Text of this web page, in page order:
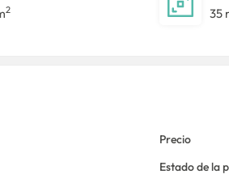
2 35
Precio
Estado de la